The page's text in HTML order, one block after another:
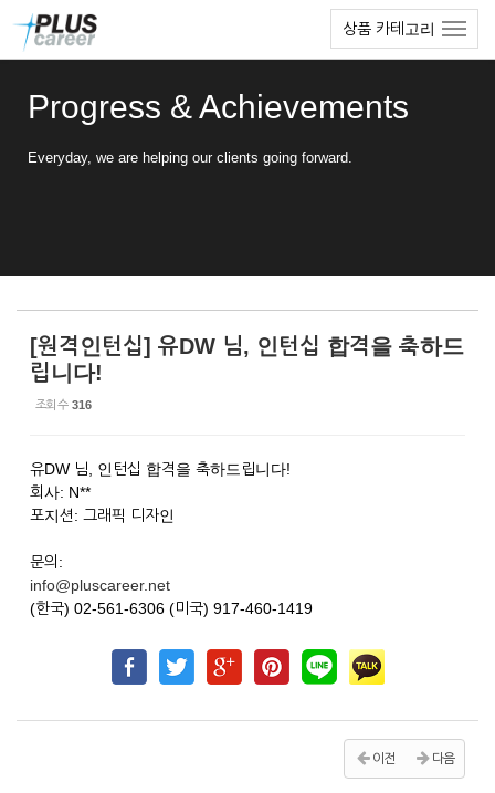
상품 카테고리
Progress & Achievements
Everyday, we are helping our clients going forward.
[원격인턴십] 유DW 님, 인턴십 합격을 축하드
립니다!
조회 수 316
유DW 님, 인턴십 합격을 축하드립니다!
회사: N**
포지션: 그래픽 디자인
문의:
info@pluscareer.net
(한국) 02-561-6306 (미국) 917-460-1419
이전 다음